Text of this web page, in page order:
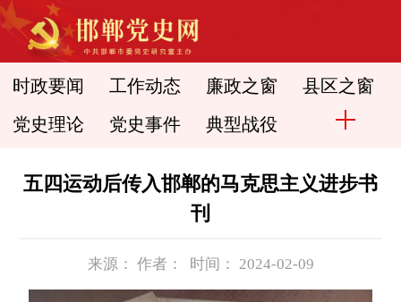
时政要闻 工作动态 廉政之窗 县区之窗
党史理论 党史事件 典型战役
五四运动后传入邯郸的马克思主义进步书
刊
来源： 作者： 时间： 2024-02-09